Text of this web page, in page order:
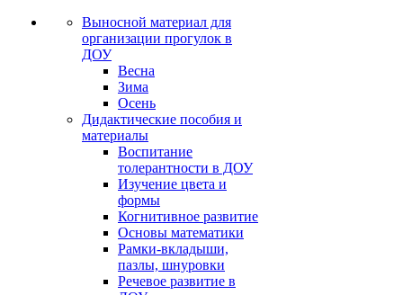
Выносной материал для
организации прогулок в
ДОУ
Весна
Зима
Осень
Дидактические пособия и
материалы
Воспитание
толерантности в ДОУ
Изучение цвета и
формы
Когнитивное развитие
Основы математики
Рамки-вкладыши,
пазлы, шнуровки
Речевое развитие в